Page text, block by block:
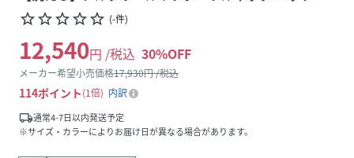
star_borderstar_borderstar_borderstar_borderstar_border (-件)
12,540円 /税込 30%OFF
メーカー希望小売価格17,930円 /税込
114ポイント 1倍
内訳
local_shipping通常4-7日以内発送予定
※サイズ・カラーによりお届け日が異なる場合があります。